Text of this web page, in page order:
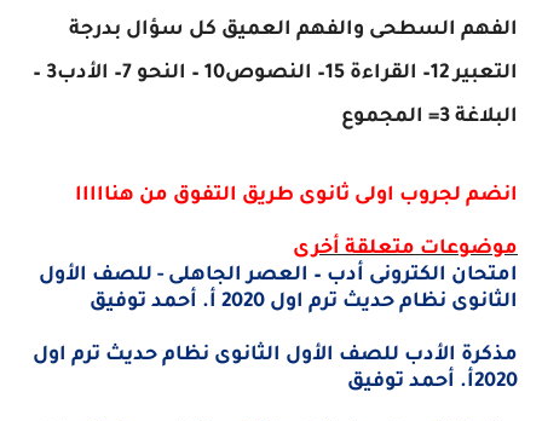
الفهم السطحى والفهم العميق كل سؤال بدرجة
التعبير 12– القراءة 15– النصوص10 – النحو 7– الأدب3 –
البلاغة 3= المجموع
انضم لجروب اولى ثانوى طريق التفوق من هنااااا
موضوعات متعلقة أخرى
امتحان الكترونى أدب – العصر الجاهلى - للصف الأول
الثانوى نظام حديث ترم اول 2020 أ. أحمد توفيق
مذكرة الأدب للصف الأول الثانوى نظام حديث ترم اول
2020أ. أحمد توفيق